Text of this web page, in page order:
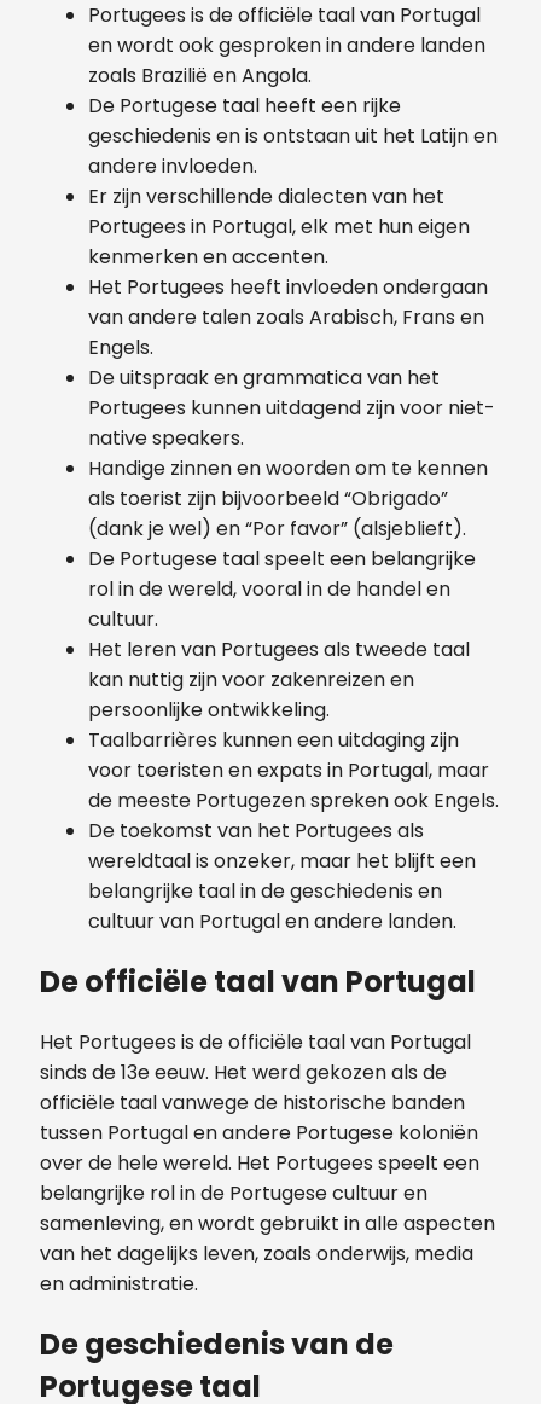
Portugees is de officiële taal van Portugal
en wordt ook gesproken in andere landen
zoals Brazilië en Angola.
De Portugese taal heeft een rijke
geschiedenis en is ontstaan uit het Latijn en
andere invloeden.
Er zijn verschillende dialecten van het
Portugees in Portugal, elk met hun eigen
kenmerken en accenten.
Het Portugees heeft invloeden ondergaan
van andere talen zoals Arabisch, Frans en
Engels.
De uitspraak en grammatica van het
Portugees kunnen uitdagend zijn voor niet-
native speakers.
Handige zinnen en woorden om te kennen
als toerist zijn bijvoorbeeld “Obrigado”
(dank je wel) en “Por favor” (alsjeblieft).
De Portugese taal speelt een belangrijke
rol in de wereld, vooral in de handel en
cultuur.
Het leren van Portugees als tweede taal
kan nuttig zijn voor zakenreizen en
persoonlijke ontwikkeling.
Taalbarrières kunnen een uitdaging zijn
voor toeristen en expats in Portugal, maar
de meeste Portugezen spreken ook Engels.
De toekomst van het Portugees als
wereldtaal is onzeker, maar het blijft een
belangrijke taal in de geschiedenis en
cultuur van Portugal en andere landen.
De officiële taal van Portugal
Het Portugees is de officiële taal van Portugal
sinds de 13e eeuw. Het werd gekozen als de
officiële taal vanwege de historische banden
tussen Portugal en andere Portugese koloniën
over de hele wereld. Het Portugees speelt een
belangrijke rol in de Portugese cultuur en
samenleving, en wordt gebruikt in alle aspecten
van het dagelijks leven, zoals onderwijs, media
en administratie.
De geschiedenis van de
Portugese taal